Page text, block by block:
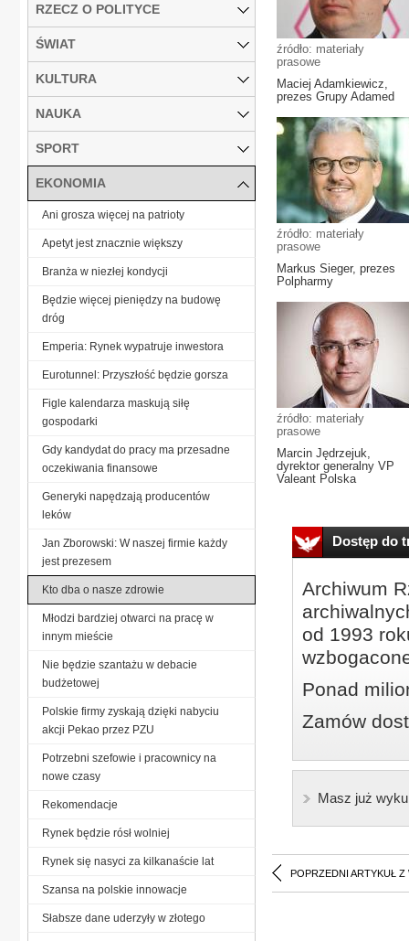
źródło: materiały
prasowe
Maciej Adamkiewicz,
prezes Grupy Adamed
źródło: materiały
prasowe
Markus Sieger, prezes
Polpharmy
źródło: materiały
prasowe
Marcin Jędrzejuk,
dyrektor generalny VP
Valeant Polska
Dostęp do
Archiwum
od 1993
Ponad
Zamów
Masz już
POPRZEDNI ARTYKUŁ Z
RZECZ O POLITYCE
ŚWIAT
KULTURA
NAUKA
SPORT
EKONOMIA
Ani grosza więcej na patrioty
Apetyt jest znacznie większy
Branża w niezłej kondycji
Będzie więcej pieniędzy na budowę
dróg
Emperia: Rynek wypatruje inwestora
Eurotunnel: Przyszłość będzie gorsza
Figle kalendarza maskują siłę
gospodarki
Gdy kandydat do pracy ma przesadne
oczekiwania finansowe
Generyki napędzają producentów
leków
Jan Zborowski: W naszej firmie każdy
jest prezesem
Kto dba o nasze zdrowie
Młodzi bardziej otwarci na pracę w
innym mieście
Nie będzie szantażu w debacie
budżetowej
Polskie firmy zyskają dzięki nabyciu
akcji Pekao przez PZU
Potrzebni szefowie i pracownicy na
nowe czasy
Rekomendacje
Rynek będzie rósł wolniej
Rynek się nasyci za kilkanaście lat
Szansa na polskie innowacje
Słabsze dane uderzyły w złotego